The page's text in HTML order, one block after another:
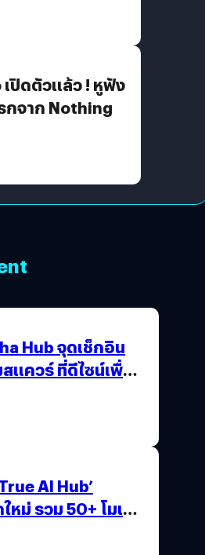
เปิดตัวแล้ว ! หูฟัง
กจาก Nothing
Hub จุดเช็กอิน
แควร์ ที่ดีไซน์เพื่อ
AI Hub’
ม่ รวม 50+ โมเดล